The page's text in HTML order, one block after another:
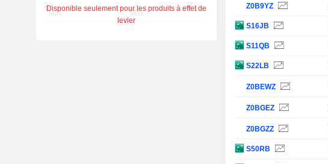
Disponible seulement pour les produits à effet de
levier
Z0B9YZ
S16JB
S11QB
S22LB
Z0BEWZ
Z0BGEZ
Z0BGZZ
S50RB